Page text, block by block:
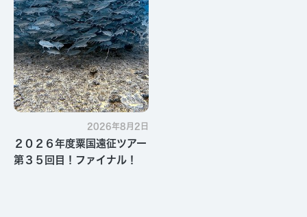
2026年8月2日
２０２６年度粟国遠征ツアー
第３５回目！ファイナル！